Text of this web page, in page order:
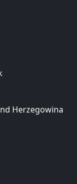
Herzegowina